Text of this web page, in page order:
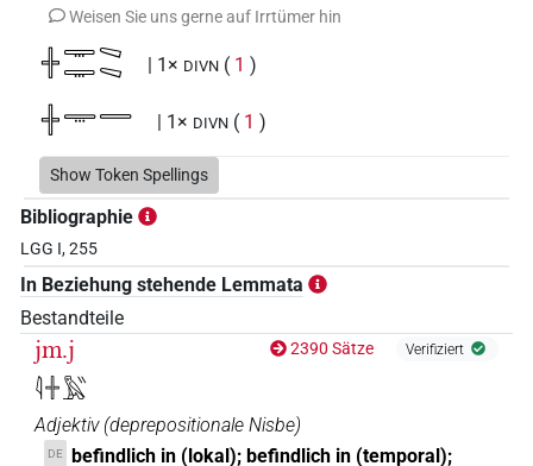
Weisen Sie uns gerne auf Irrtümer hin
𓏶𓇾𓇾𓈅𓈅 | 1× DIVN ( 1 )
𓏶𓇾𓇿 | 1× DIVN ( 1 )
Show Token Spellings
Bibliographie
LGG I, 255
In Beziehung stehende Lemmata
Bestandteile
jm.j
𓇋𓏶𓅓𓏭
2390 Sätze Verifiziert
Adjektiv (deprepositionale Nisbe)
DE befindlich in (lokal); befindlich in (temporal);